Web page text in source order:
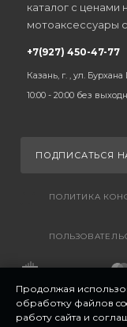
каталог с ценами
мотоаксессуары
+7(927) 450-47-77
Казань, г. , ул.
10:00 - 20:00 без
ПОДПИСАТЬСЯ
ПОЛИТИКА
Продолжая
обработку файлов
работу сайта и